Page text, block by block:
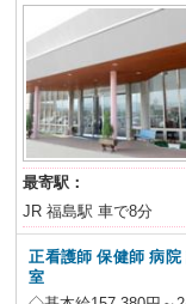
最寄駅：
JR 福島駅 車で8分
正看護師 保健師 病
室